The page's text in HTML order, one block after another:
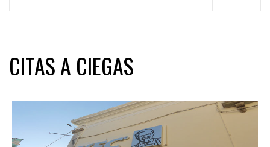
CITAS A CIEGAS